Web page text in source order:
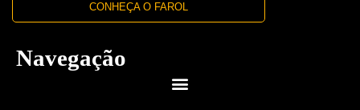
CONHEÇA O FAROL
Navegação